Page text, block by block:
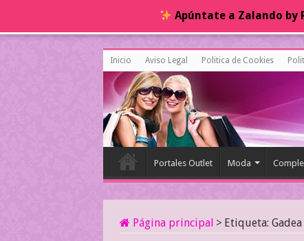
Inicio Aviso Legal Politica de Cookies
Portales Outlet Moda
Página principal > Etiqueta:
Apúntate a Zalando by